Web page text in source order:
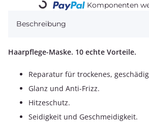
Loading... Komponenten
Beschreibung
Haarpflege-Maske. 10 echte Vorteile.
Reparatur für trockenes,
Glanz und Anti-Frizz.
Hitzeschutz.
Seidigkeit und Geschmeidigkeit.